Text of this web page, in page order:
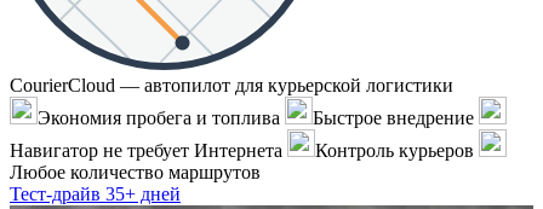
CourierCloud — автопилот для курьерской логистики
Экономия пробега и топлива
Быстрое внедрение
Навигатор не требует Интернета
Контроль курьеров
Любое количество маршрутов
Тест-драйв 35+ дней